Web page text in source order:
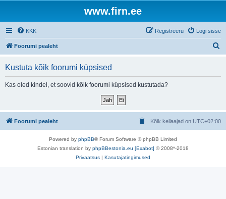
www.firn.ee
KKK Logi sisse
Registreeru
Foorumi pealeht
Kustuta kõik foorumi küpsised
Kas oled kindel, et soovid kõik foorumi küpsised kustutada?
Foorumi pealeht Kõik kellaajad on UTC+02:00
Powered by phpBB® Forum Software © phpBB Limited
Estonian translation by phpBBestonia.eu [Exabot] © 2008*-2018
Privaatsus | Kasutajatingimused